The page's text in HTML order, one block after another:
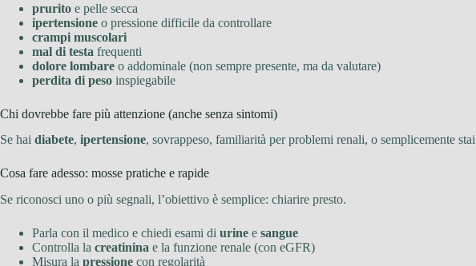
prurito e pelle secca
ipertensione o pressione difficile da controllare
crampi muscolari
mal di testa frequenti
dolore lombare o addominale (non sempre presente, ma da valutare)
perdita di peso inspiegabile
Chi dovrebbe fare più attenzione (anche senza sintomi)
Se hai diabete, ipertensione, sovrappeso, familiarità per problemi renali, o semplicemente
Cosa fare adesso: mosse pratiche e rapide
Se riconosci uno o più segnali, l’obiettivo è semplice: chiarire presto.
Parla con il medico e chiedi esami di urine e sangue
Controlla la creatinina e la funzione renale (con eGFR)
Misura la pressione con regolarità